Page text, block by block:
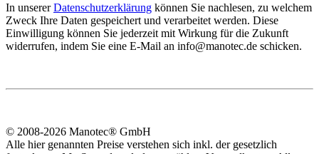
In unsererDatenschutzerklärung können Sie nachlesen, zu welchem
Zweck Ihre Daten gespeichert und verarbeitet werden. Diese
Einwilligung können Sie jederzeit mit Wirkung für die Zukunft
widerrufen, indem Sie eine E-Mail an info@manotec.de schicken.
© 2008-2026 Manotec® GmbH
Alle hier genannten Preise verstehen sich inkl. der gesetzlich